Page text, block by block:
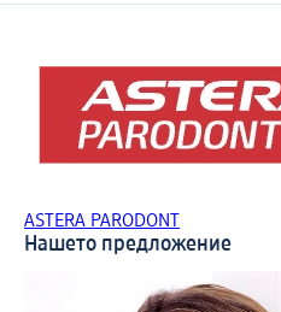
ASTERA PARODONT
Нашето предложение